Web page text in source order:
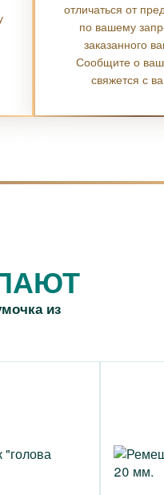
отличаться от
по вашему
заказанного
Сообщите о
свяжется с
из